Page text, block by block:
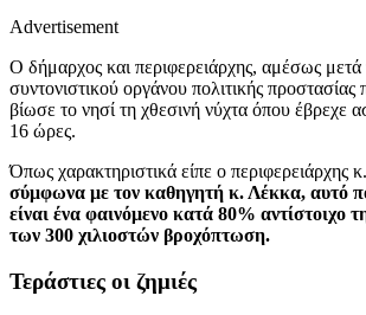
Advertisement
Ο δήμαρχος και περιφερειάρχης, αμέσως
συντονιστικού οργάνου πολιτικής
βίωσε το νησί τη χθεσινή νύχτα όπου έβρεχε
16 ώρες.
Όπως χαρακτηριστικά είπε ο περιφερειάρχης
σύμφωνα με τον καθηγητή κ. Λέκκα, αυτό
είναι ένα φαινόμενο κατά 80% αντίστοιχο
των 300 χιλιοστών βροχόπτωση.
Τεράστιες οι ζημιές